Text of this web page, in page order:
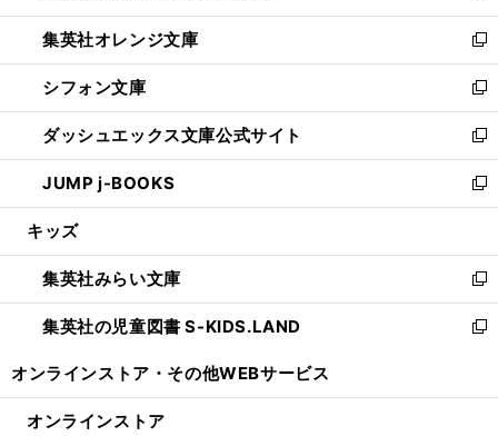
開
く
ウ
で
開
く
ン
ド
ウ
で
開
く
し
い
ウ
ィ
ン
ド
ウ
で
開
集英社オレンジ文庫
新
し
い
ウ
ィ
ン
ド
ウ
開
く
シフォン文庫
新
し
い
ウ
ィ
ン
ウ
で
開
く
ダッシュエックス文庫公式サイト
新
し
い
ウ
ン
ド
ウ
で
JUMP j-BOOKS
新
し
ウ
ィ
ン
ド
開
キッズ
集英社みらい文庫
新
し
い
ン
集英社の児童図書 S-KIDS.LAND
新
ウ
オンラインストア・ その他WEBサービス
オンラインストア